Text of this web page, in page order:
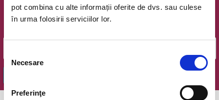
pot combina cu alte informații oferite de dvs. sau culese
în urma folosirii serviciilor lor.
consimțământului
Necesare
Preferinţe
Oferte exclusive si o editie saptamanala cu cele mai noi
evenimente.